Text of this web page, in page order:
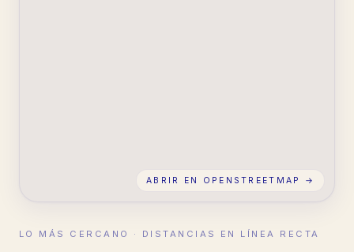
ABRIR EN OPENSTREETMAP →
LO MÁS CERCANO · DISTANCIAS EN LÍNEA RECTA